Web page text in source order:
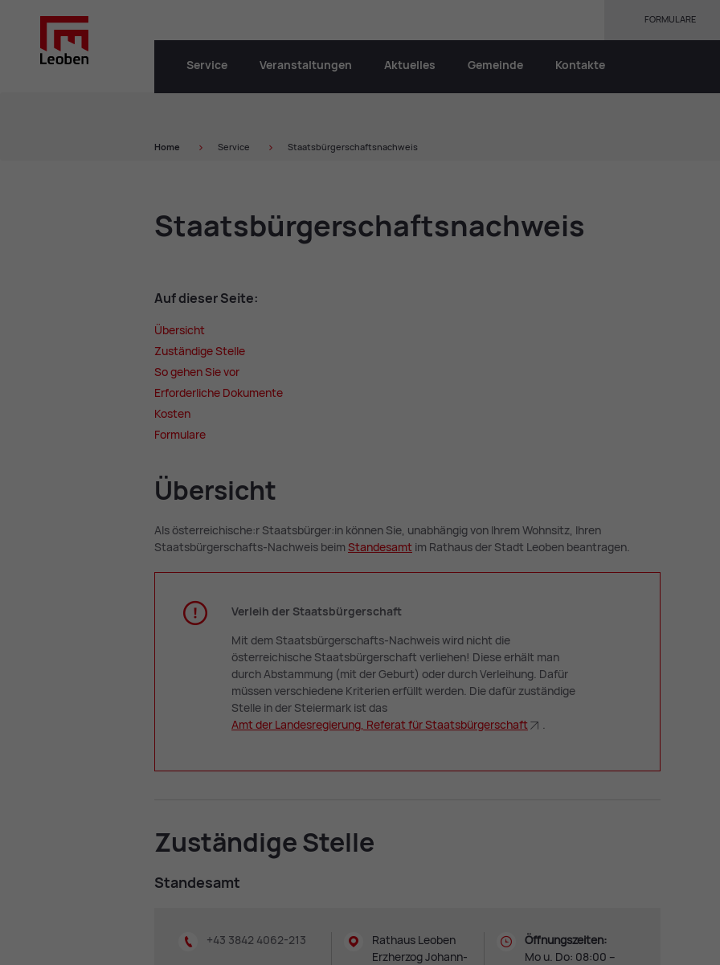
Service Veranstaltungen Aktuelles Gemeinde Kontakte
FORMULARE
Home Service Staatsbürgerschaftsnachweis
Staats­bür­ger­schafts­nach­weis
Auf die­ser Sei­te:
Über­sicht
Zu­stän­di­ge Stel­le
So ge­hen Sie vor
Er­for­der­li­che Do­ku­men­te
Kos­ten
For­mu­la­re
Über­sicht
Als österreichische:r Staatsbürger:in können Sie, unabhängig von Ihrem Wohnsitz, Ihren
Staatsbürgerschafts-Nachweis beim Stan­des­amt im Rathaus der Stadt Leoben beantragen.
Verleih der Staatsbürgerschaft
Mit dem Staatsbürgerschafts-Nachweis wird nicht die
österreichische Staatsbürgerschaft verliehen! Diese erhält man
durch Abstammung (mit der Geburt) oder durch Verleihung. Dafür
müssen verschiedene Kriterien erfüllt werden. Die dafür zuständige
Stelle in der Steiermark ist das
Amt der Lan­des­re­gie­rung, Re­fe­rat für Staats­bür­ger­schaft
.
Zu­stän­di­ge Stel­le
Stan­des­amt
+43 3842 4062-213
Rathaus Leoben
Erzherzog Johann-
Öffnungszeiten:
Mo u. Do: 08:00 –